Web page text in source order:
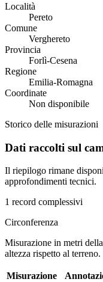
Località
Pereto
Comune
Verghereto
Provincia
Forlì-Cesena
Regione
Emilia-Romagna
Coordinate
Non disponibile
Storico delle misurazioni
Dati raccolti sul
Il riepilogo rimane
approfondimenti tecnici.
1 record complessivi
Circonferenza
Misurazione in metri
altezza rispetto al terreno.
Misurazione